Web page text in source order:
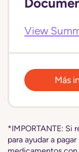
View
Más
*IMPORTANTE: Si
para ayudar a